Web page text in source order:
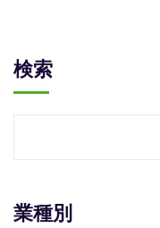
検索
業種別